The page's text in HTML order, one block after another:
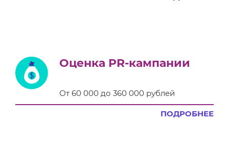
Оценка PR-кампании
От 60 000 до 360 000 рублей
ПОДРОБНЕЕ